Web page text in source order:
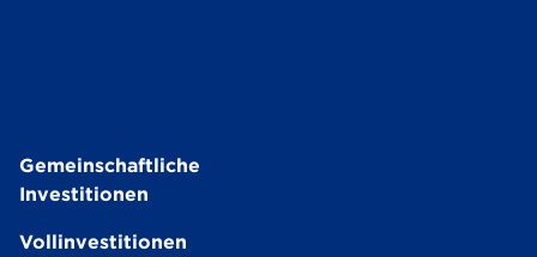
Gemeinschaftliche
Investitionen
Vollinvestitionen